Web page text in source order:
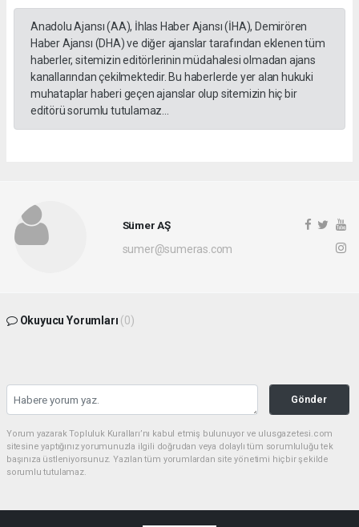
Anadolu Ajansı (AA), İhlas Haber Ajansı (İHA), Demirören
Haber Ajansı (DHA) ve diğer ajanslar tarafından eklenen tüm
haberler, sitemizin editörlerinin müdahalesi olmadan ajans
kanallarından çekilmektedir. Bu haberlerde yer alan hukuki
muhataplar haberi geçen ajanslar olup sitemizin hiç bir
editörü sorumlu tutulamaz...
Sümer AŞ
sumer@sumeras.com
Okuyucu Yorumları (0)
Gönder
Yorum yazarak Topluluk Kuralları’nı kabul etmiş bulunuyor ve ulusgazetesi.com
sitesine yaptığınız yorumunuzla ilgili doğrudan veya dolaylı tüm sorumluluğu tek
başınıza üstleniyorsunuz. Yazılan tüm yorumlardan site yönetimi hiçbir şekilde
sorumlu tutulamaz.